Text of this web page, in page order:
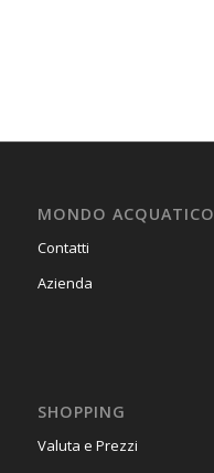
MONDO ACQUATICO
Contatti
Azienda
SHOPPING
Valuta e Prezzi